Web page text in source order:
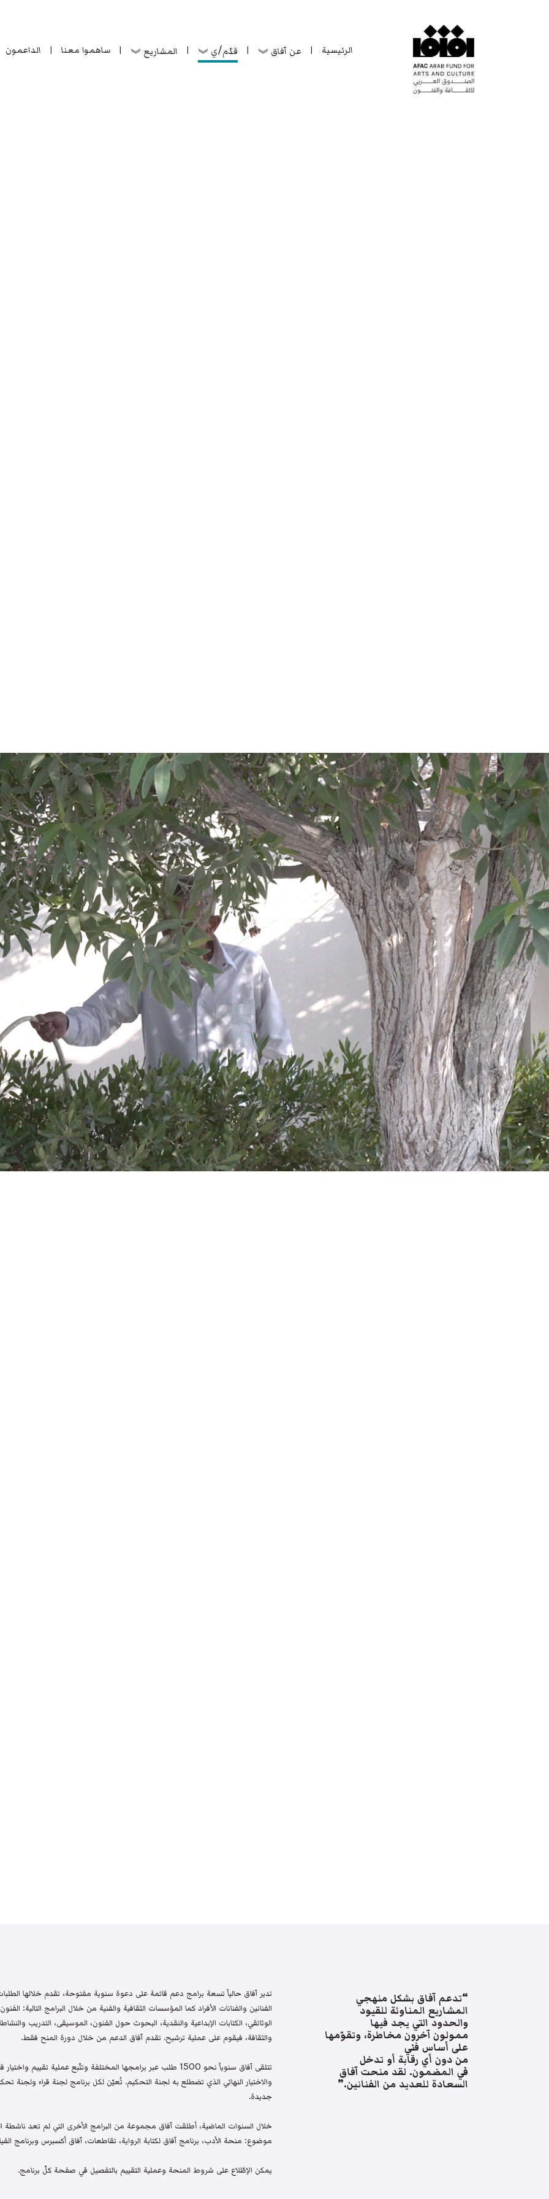
الرئيسية | عن آفاق | قدّم/ي | المشاريع | ساهموا معنا | الداعمون
“تدعم آفاق بشكل منهجي
المشاريع المناوئة للقيود
والحدود التي يجد فيها
ممولون آخرون مخاطرة، وتقوّمها
على أساس فني
من دون أي رقابة أو تدخل
في المضمون. لقد منحت آفاق
السعادة للعديد من الفنانين.”
تدير آفاق حالياً تسعة برامج دعم قائمة على دعوة سنوية مفتوحة، تقدم خلالها
الفنانين والفنانات الأفراد كما المؤسسات الثقافية والفنية من خلال البرامج التالية:
الوثائقي، الكتابات الإبداعية والنقدية، البحوث حول الفنون، الموسيقى، التدريب
والثقافة، فيقوم على عملية ترشيح. تقدم آفاق الدعم من خلال دورة المنح فقط.
تتلقى آفاق سنوياً نحو 1500 طلب عبر برامجها المختلفة وتتّبع عملية
والاختيار النهائي الذي تضطلع به لجنة التحكيم. تُعيّن لكل برنامج لجنة قراء
جديدة.
خلال السنوات الماضية، أطلقت آفاق مجموعة من البرامج الأخرى التي لم تعد ناشطة
موضوع: منحة الأدب، برنامج آفاق لكتابة الرواية، تقاطعات، آفاق أكسبرس وبرنامج
يمكن الإطّلاع على شروط المنحة وعملية التقييم بالتفصيل في صفحة كلّ برنامج.